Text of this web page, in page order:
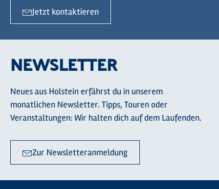
Jetzt kontaktieren
NEWSLETTER
Neues aus Holstein erfährst du in unserem
monatlichen Newsletter. Tipps, Touren oder
Veranstaltungen: Wir halten dich auf dem Laufenden.
Zur Newsletteranmeldung